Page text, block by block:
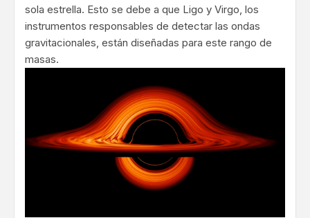
sola estrella. Esto se debe a que Ligo y Virgo, los
instrumentos responsables de detectar las ondas
gravitacionales, están diseñadas para este rango de
masas.